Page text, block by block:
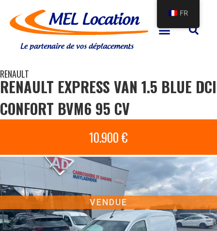
RENAULT
RENAULT EXPRESS VAN 1.5 BLUE DCI
CONFORT BVM6 95 CV
10.900 €
VENDUE
FR